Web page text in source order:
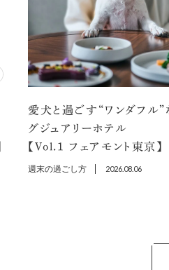
愛犬と過ごす“ワンダフル”
グジュアリーホテル
【Vol.1 フェアモント東京】
週末の過ごし方 2026.08.06